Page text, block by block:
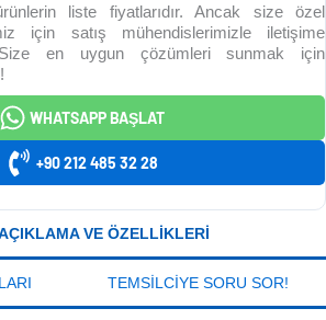
liste fiyatlarıdır. Ancak size özel
için satış mühendislerimizle iletişime
en uygun çözümleri sunmak için
WHATSAPP BAŞLAT
+90 212 485 32 28
VE ÖZELLIKLERI
TEMSILCIYE SORU SOR!